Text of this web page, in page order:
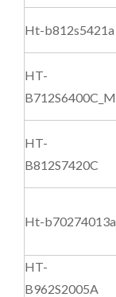
Ht-b812s5421a
HT-
B712S6400C_M
HT-
B812S7420C
Ht-b70274013a
HT-
B962S2005A